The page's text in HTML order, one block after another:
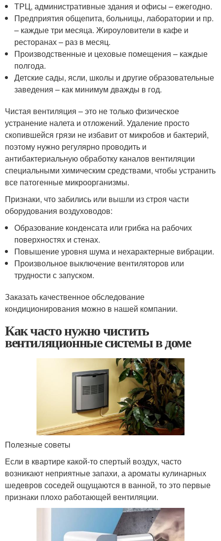
ТРЦ, административные здания и офисы – ежегодно.
Предприятия общепита, больницы, лаборатории и пр.
– каждые три месяца. Жироуловители в кафе и
ресторанах – раз в месяц.
Производственные и цеховые помещения – каждые
полгода.
Детские сады, ясли, школы и другие образовательные
заведения – как минимум дважды в год.
Чистая вентиляция – это не только физическое
устранение налета и отложений. Удаление просто
скопившейся грязи не избавит от микробов и бактерий,
поэтому нужно регулярно проводить и
антибактериальную обработку каналов вентиляции
специальными химическим средствами, чтобы устранить
все патогенные микроорганизмы.
Признаки, что забились или вышли из строя части
оборудования воздуховодов:
Образование конденсата или грибка на рабочих
поверхностях и стенах.
Повышение уровня шума и нехарактерные вибрации.
Произвольное выключение вентиляторов или
трудности с запуском.
Заказать качественное обследование
кондиционирования можно в нашей компании.
Как часто нужно чистить
вентиляционные системы в доме
Полезные советы
Если в квартире какой-то спертый воздух, часто
возникают неприятные запахи, а ароматы кулинарных
шедевров соседей ощущаются в ванной, то это первые
признаки плохо работающей вентиляции.